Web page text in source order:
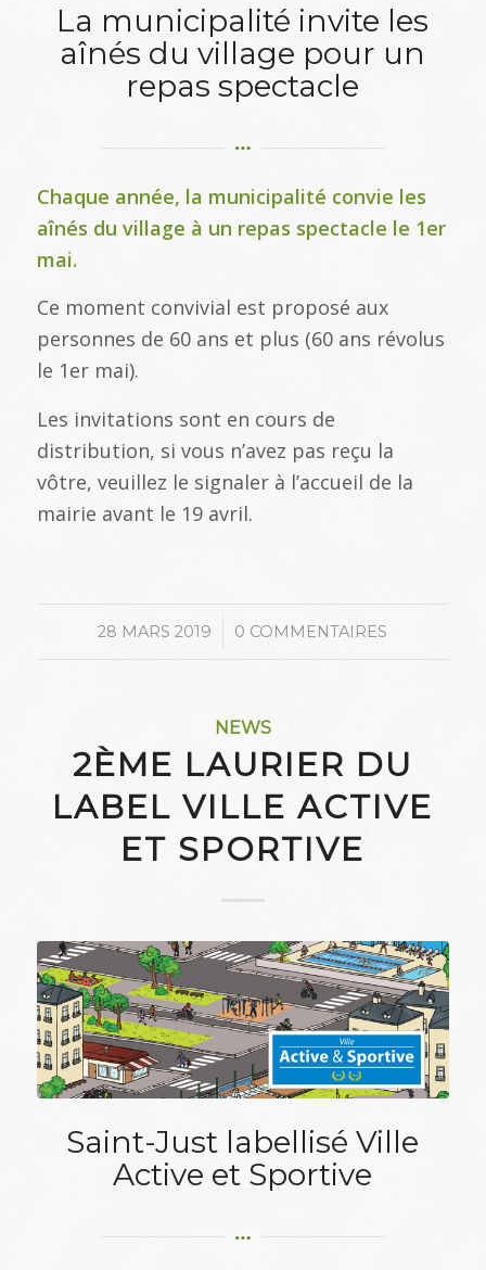
La municipalité invite les
aînés du village pour un
repas spectacle
Chaque année, la municipalité convie les
aînés du village à un repas spectacle le 1er
mai.
Ce moment convivial est proposé aux
personnes de 60 ans et plus (60 ans révolus
le 1er mai).
Les invitations sont en cours de
distribution, si vous n’avez pas reçu la
vôtre, veuillez le signaler à l’accueil de la
mairie avant le 19 avril.
28 MARS 2019
/ 0 COMMENTAIRES
NEWS
2ÈME LAURIER DU
LABEL VILLE ACTIVE
ET SPORTIVE
Saint-Just labellisé Ville
Active et Sportive